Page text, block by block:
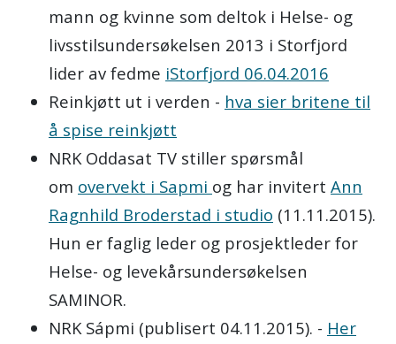
mann og kvinne som deltok i Helse- og
livsstilsundersøkelsen 2013 i Storfjord
lider av fedme iStorfjord 06.04.2016
Reinkjøtt ut i verden - hva sier britene til
å spise reinkjøtt
NRK Oddasat TV stiller spørsmål
om overvekt i Sapmi og har invitert Ann
Ragnhild Broderstad i studio (11.11.2015).
Hun er faglig leder og prosjektleder for
Helse- og levekårsundersøkelsen
SAMINOR.
NRK Sápmi (publisert 04.11.2015). - Her